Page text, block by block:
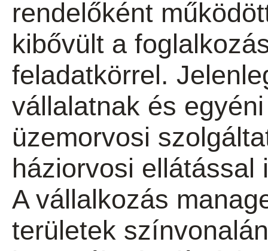
rendelőként
kibővült a
feladatkörrel.
vállalatnak és
üzemorvosi
háziorvosi ellátással
A vállalkozás
területek